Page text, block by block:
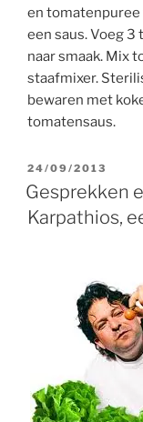
en tomatenpuree
een saus. Voeg
naar smaak. Mix
staafmixer.
bewaren met
tomatensaus.
GEPLAATST
OP
24/09/2013
Gesprekken
Karpathios,